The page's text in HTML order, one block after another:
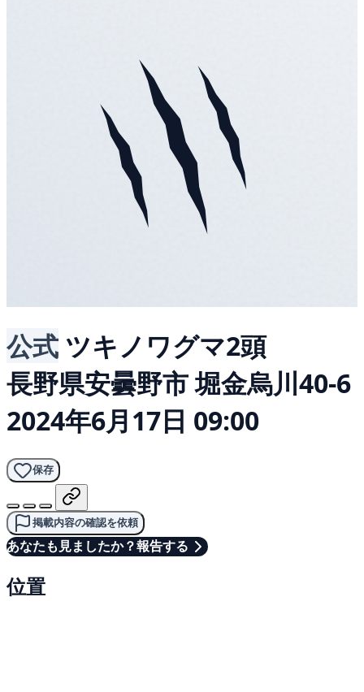
公式 ツキノワグマ2頭
長野県安曇野市 堀金烏川40-6
2024年6月17日 09:00
保存
掲載内容の確認を依頼
あなたも見ましたか？報告する
位置